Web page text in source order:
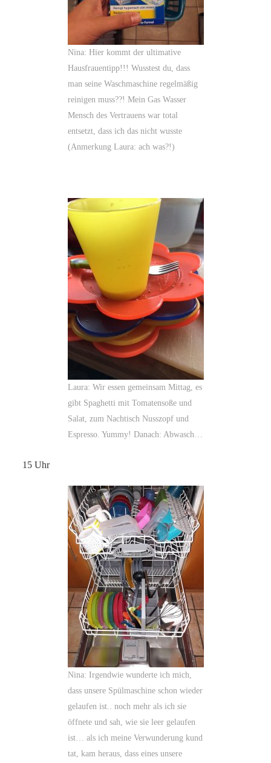
Nina: Hier kommt der ultimative
Hausfrauentipp!!! Wusstest du, dass
man seine Waschmaschine regelmäßig
reinigen muss??! Mein Gas Wasser
Mensch des Vertrauens war total
entsetzt, dass ich das nicht wusste
(Anmerkung Laura: ach was?!)
Laura: Wir essen gemeinsam Mittag, es
gibt Spaghetti mit Tomatensoße und
Salat, zum Nachtisch Nusszopf und
Espresso. Yummy! Danach: Abwasch…
15 Uhr
Nina: Irgendwie wunderte ich mich,
dass unsere Spülmaschine schon wieder
gelaufen ist.. noch mehr als ich sie
öffnete und sah, wie sie leer gelaufen
ist… als ich meine Verwunderung kund
tat, kam heraus, dass eines unsere